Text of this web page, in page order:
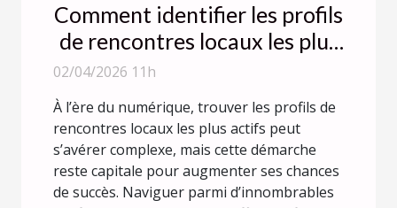
Comment identifier les profils
de rencontres locaux les plus
02/04/2026 11h
À l’ère du numérique, trouver les profils de
rencontres locaux les plus actifs peut
s’avérer complexe, mais cette démarche
reste capitale pour augmenter ses chances
de succès. Naviguer parmi d’innombrables